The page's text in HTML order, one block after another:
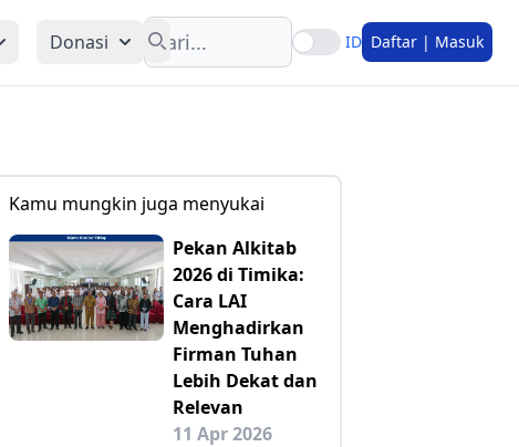
Donasi
Search
ID Daftar | Masuk
Kamu mungkin juga menyukai
Pekan Alkitab
2026 di Timika:
Cara LAI
Menghadirkan
Firman Tuhan
Lebih Dekat dan
Relevan
11 Apr 2026